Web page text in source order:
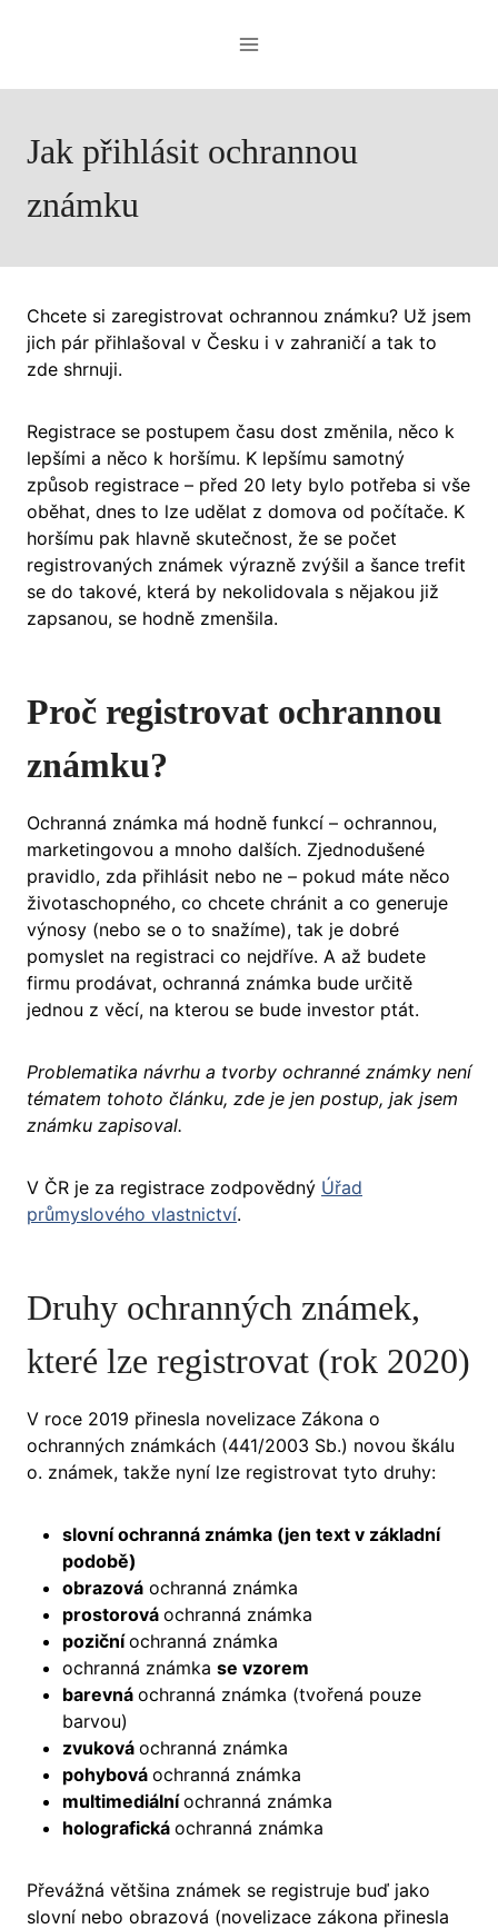
Jak přihlásit ochrannou
známku
Chcete si zaregistrovat ochrannou známku? Už jsem
jich pár přihlašoval v Česku i v zahraničí a tak to
zde shrnuji.
Registrace se postupem času dost změnila, něco k
lepšími a něco k horšímu. K lepšímu samotný
způsob registrace – před 20 lety bylo potřeba si vše
oběhat, dnes to lze udělat z domova od počítače. K
horšímu pak hlavně skutečnost, že se počet
registrovaných známek výrazně zvýšil a šance trefit
se do takové, která by nekolidovala s nějakou již
zapsanou, se hodně zmenšila.
Proč registrovat ochrannou
známku?
Ochranná známka má hodně funkcí – ochrannou,
marketingovou a mnoho dalších. Zjednodušené
pravidlo, zda přihlásit nebo ne – pokud máte něco
životaschopného, co chcete chránit a co generuje
výnosy (nebo se o to snažíme), tak je dobré
pomyslet na registraci co nejdříve. A až budete
firmu prodávat, ochranná známka bude určitě
jednou z věcí, na kterou se bude investor ptát.
Problematika návrhu a tvorby ochranné známky není
tématem tohoto článku, zde je jen postup, jak jsem
známku zapisoval.
V ČR je za registrace zodpovědný Úřad
průmyslového vlastnictví.
Druhy ochranných známek,
které lze registrovat (rok 2020)
V roce 2019 přinesla novelizace Zákona o
ochranných známkách (441/2003 Sb.) novou škálu
o. známek, takže nyní lze registrovat tyto druhy:
slovní ochranná známka (jen text v základní
podobě)
obrazová ochranná známka
prostorová ochranná známka
pozičníochranná známka
ochranná známka se vzorem
barevná ochranná známka (tvořená pouze
barvou)
zvuková ochranná známka
pohybová ochranná známka
multimediálníochranná známka
holografická ochranná známka
Převážná většina známek se registruje buď jako
slovní nebo obrazová (novelizace zákona přinesla